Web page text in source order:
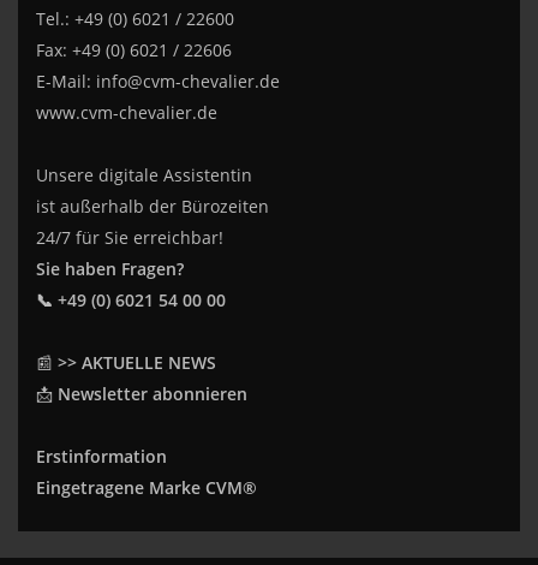
Tel.: +49 (0) 6021 / 22600
Fax: +49 (0) 6021 / 22606
E-Mail: info@cvm-chevalier.de
www.cvm-chevalier.de
Unsere digitale Assistentin
ist außerhalb der Bürozeiten
24/7 für Sie erreichbar!
Sie haben Fragen?
📞 +49 (0) 6021 54 00 00
📰 >> AKTUELLE NEWS
📩 Newsletter abonnieren
Erstinformation
Eingetragene Marke CVM®